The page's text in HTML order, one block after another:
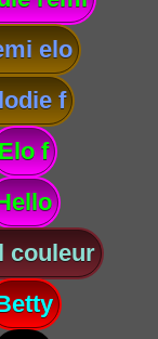
elo
f
f
couleur